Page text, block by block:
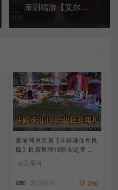
亲测端游【艾尔之光】70级版本亲测视频安装教学虚拟机网游单机修改视频集
爱游网单亲测【斗破诛仙单机
版】最新整理18职业超变 带G
虚拟机一键端+手工端文本教
完美系列
爱游网单 280